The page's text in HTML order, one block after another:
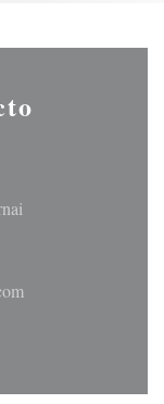
((abre en una nueva
en una nueva